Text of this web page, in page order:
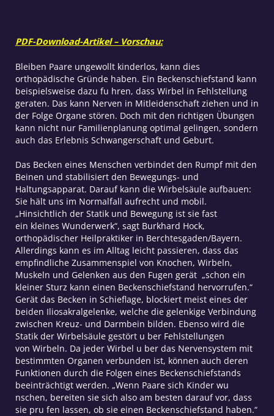
PDF-Download-Artikel – Vorschau:
Bleiben Paare ungewollt kinderlos, kann dies
orthopädische Gründe haben. Ein Beckenschiefstand kann
beispielsweise dazu fu hren, dass Wirbel in Fehlstellung
geraten. Das kann Nerven in Mitleidenschaft ziehen und in
der Folge Organe stören. Doch mit den richtigen Übungen
kann nicht nur Familienplanung optimal gelingen, sondern
auch das Erlebnis Schwangerschaft und Geburt.
Das Becken eines Menschen verbindet den Rumpf mit den
Beinen und stabilisiert den Bewegungs- und
Haltungsapparat. Darauf kann die Wirbelsäule aufbauen:
Sie hält uns im Normalfall aufrecht und mobil.
„Hinsichtlich der Statik und Bewegung ist sie fast
ein kleines Wunderwerk“, sagt Burkhard Hock,
orthopädischer Heilpraktiker in Berchtesgaden/Bayern.
Allerdings kann es im Alltag leicht passieren, dass das
empfindliche Zusammenspiel von Knochen, Wirbeln,
Muskeln und Gelenken aus den Fugen gerät „schon ein
kleiner Sturz kann einen Beckenschiefstand hervorrufen.“
Gerät das Becken in Schieflage, blockiert meist eines der
beiden Iliosakralgelenke, welche die gelenkige Verbindung
zwischen Kreuz- und Darmbein bilden. Ebenso wird die
Statik der Wirbelsäule gestört u ber Fehlstellungen
von Wirbeln. Da jeder Wirbel u ber das Nervensystem mit
bestimmten Organen verbunden ist, können auch deren
Funktionen durch die Folgen eines Beckenschiefstands
beeinträchtigt werden. „Wenn Paare sich Kinder wu
nschen, bereiten sie sich also am besten darauf vor, dass
sie pru fen lassen, ob sie einen Beckenschiefstand haben.“